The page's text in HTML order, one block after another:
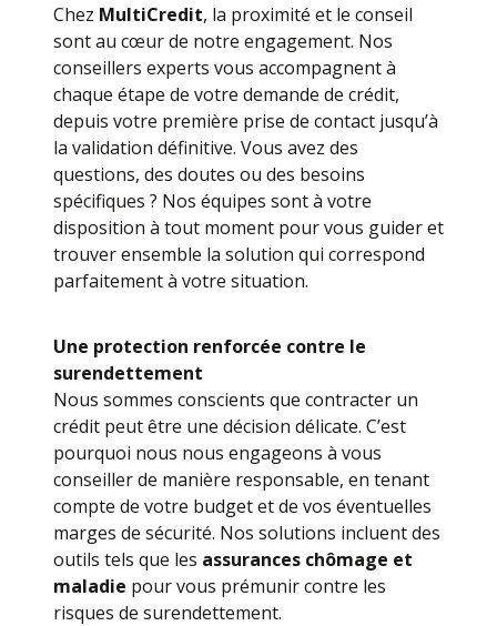
Chez MultiCredit, la proximité et le conseil
sont au cœur de notre engagement. Nos
conseillers experts vous accompagnent à
chaque étape de votre demande de crédit,
depuis votre première prise de contact jusqu’à
la validation définitive. Vous avez des
questions, des doutes ou des besoins
spécifiques ? Nos équipes sont à votre
disposition à tout moment pour vous guider et
trouver ensemble la solution qui correspond
parfaitement à votre situation.
Une protection renforcée contre le
surendettement
Nous sommes conscients que contracter un
crédit peut être une décision délicate. C’est
pourquoi nous nous engageons à vous
conseiller de manière responsable, en tenant
compte de votre budget et de vos éventuelles
marges de sécurité. Nos solutions incluent des
outils tels que les assurances chômage et
maladie pour vous prémunir contre les
risques de surendettement.